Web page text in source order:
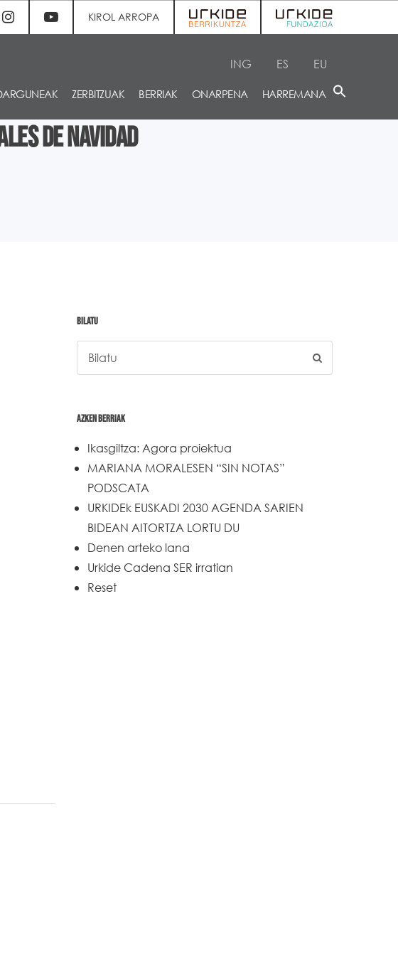
KIROL ARROPA
ING ES EU
ZERBITZUAK BERRIAK ONARPENA HARREMANA
de Navidad
BILATU
AZKEN BERRIAK
Ikasgiltza: Agora proiektua
MARIANA MORALESEN “SIN NOTAS”
PODSCATA
URKIDEk EUSKADI 2030 AGENDA SARIEN
BIDEAN AITORTZA LORTU DU
Denen arteko lana
Urkide Cadena SER irratian
Reset